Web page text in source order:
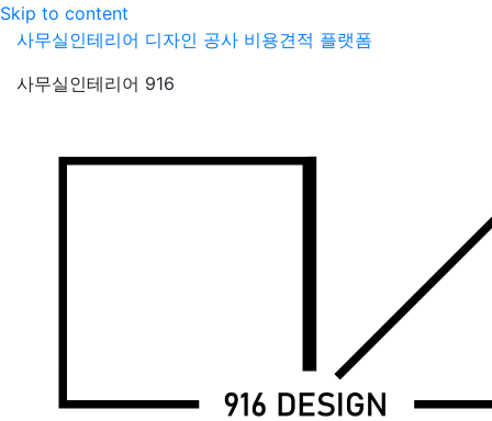
Skip to content
사무실인테리어 디자인 공사 비용견적 플랫폼
사무실인테리어 916